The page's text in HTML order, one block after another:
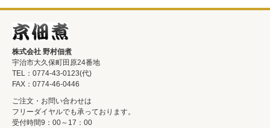
株式会社 野村佃煮
宇治市大久保町田原24番地
TEL：0774-43-0123(代)
FAX：0774-46-0446
ご注文・お問い合わせは
フリーダイヤルでも承っております。
受付時間9：00～17：00